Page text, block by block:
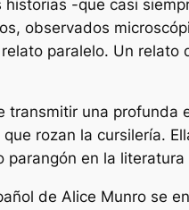
-que casi
observados
paralelo. Un
transmitir una
rozan la cursilería.
en la literatura
de Alice Munro se